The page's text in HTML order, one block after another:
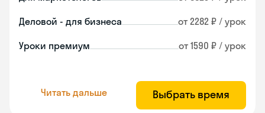
Деловой - для бизнеса от 2282 ₽ / урок
Уроки премиум от 1590 ₽ / урок
Читать дальше Выбрать время